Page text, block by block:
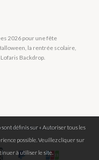
2026 pour une fête
la rentrée scolaire,
Backdrop.
Droits Réservés.
définis sur « Autoriser tous les
possible. Veuillez cliquer sur
à utiliser le site.